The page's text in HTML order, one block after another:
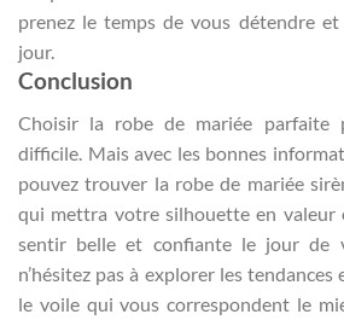
prenez le temps de vous détendre
jour.
Conclusion
Choisir la robe de mariée parfaite
difficile. Mais avec les bonnes
pouvez trouver la robe de mariée
qui mettra votre silhouette en valeur
sentir belle et confiante le jour de
n’hésitez pas à explorer les
le voile qui vous correspondent le